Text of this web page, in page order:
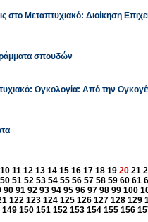
στο Μεταπτυχιακό: Διοίκηση
σπουδών
Ογκολογία: Από την
10 11 12 13 14 15 16 17 18 19 20 21
50 51 52 53 54 55 56 57 58 59 60 61
90 91 92 93 94 95 96 97 98 99 100
122 123 124 125 126 127 128 129
149 150 151 152 153 154 155 156